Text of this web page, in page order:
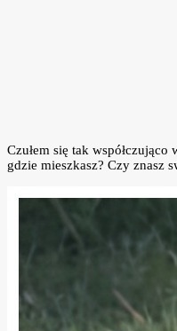
Czułem się tak
gdzie mieszkasz? Czy znasz